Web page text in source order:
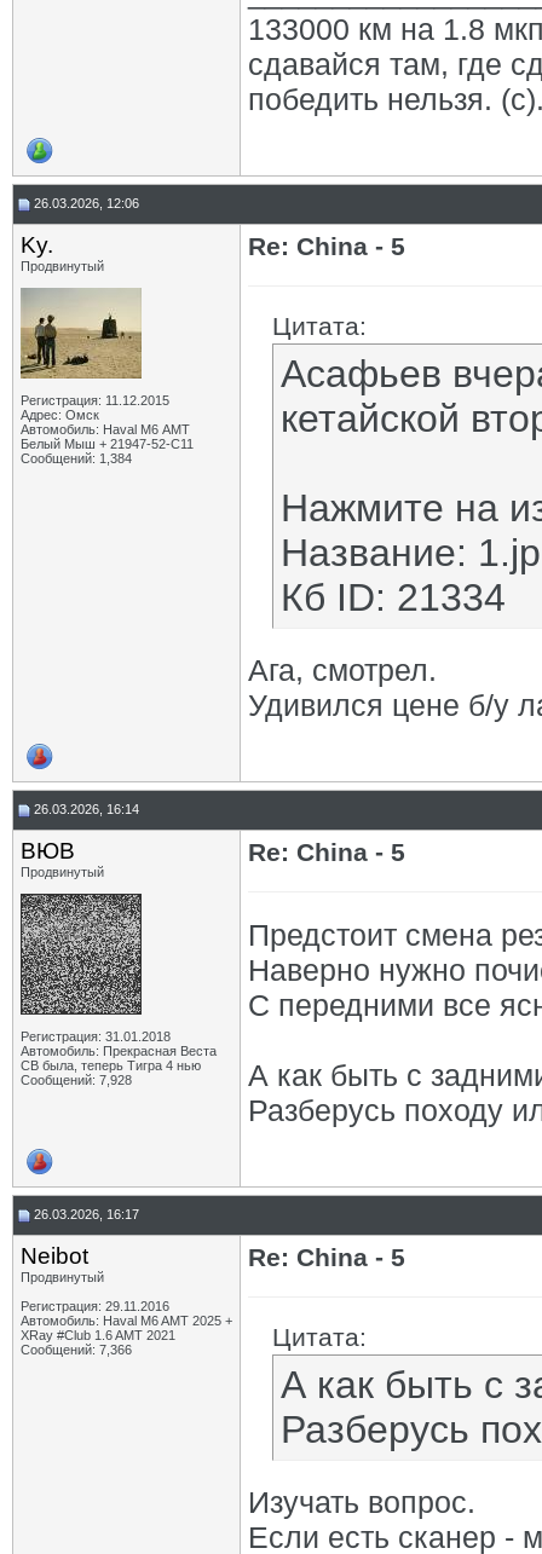
133000 км на 1.8
сдавайся там, где
победить нельзя.
26.03.2026, 12:06
Ky.
Продвинутый
Регистрация: 11.12.2015
Адрес: Омск
Автомобиль: Haval M6 АМТ
Белый Мыш + 21947-52-С11
Сообщений: 1,384
Re: China - 5
Цитата:
Асафьев
кетайской
Нажмите на
Название:
Кб ID: 21334
Ага, смотрел.
Удивился цене б/у
26.03.2026, 16:14
ВЮВ
Продвинутый
Регистрация: 31.01.2018
Автомобиль: Прекрасная Веста
СВ была, теперь Тигра 4 нью
Сообщений: 7,928
Re: China - 5
Предстоит смена
Наверно нужно
С передними все
А как быть с
Разберусь походу
26.03.2026, 16:17
Neibot
Продвинутый
Регистрация: 29.11.2016
Автомобиль: Haval M6 AMT 2025 +
XRay #Club 1.6 AMT 2021
Сообщений: 7,366
Re: China - 5
Цитата:
А как быть с
Разберусь
Изучать вопрос.
Если есть сканер -